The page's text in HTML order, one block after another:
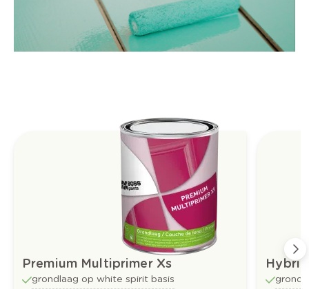
Premium Multiprimer Xs
grondlaag op white spirit basis